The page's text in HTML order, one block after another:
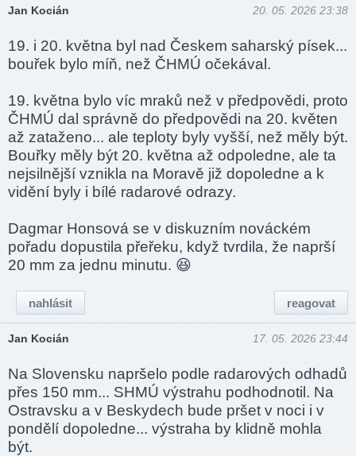
Jan Kocián 20. 05. 2026 23:38
19. i 20. května byl nad Českem saharský písek...
bouřek bylo míň, než ČHMÚ očekával.
19. května bylo víc mraků než v předpovědi, proto
ČHMÚ dal správně do předpovědi na 20. květen
až zataženo... ale teploty byly vyšší, než měly být.
Bouřky měly být 20. května až odpoledne, ale ta
nejsilnější vznikla na Moravě již dopoledne a k
vidění byly i bílé radarové odrazy.
Dagmar Honsová se v diskuzním nováckém
pořadu dopustila přeřeku, když tvrdila, že naprší
20 mm za jednu minutu. 😆
reagovat
nahlásit
Jan Kocián 17. 05. 2026 23:44
Na Slovensku napršelo podle radarových odhadů
přes 150 mm... SHMÚ výstrahu podhodnotil. Na
Ostravsku a v Beskydech bude pršet v noci i v
pondělí dopoledne... výstraha by klidně mohla
být.